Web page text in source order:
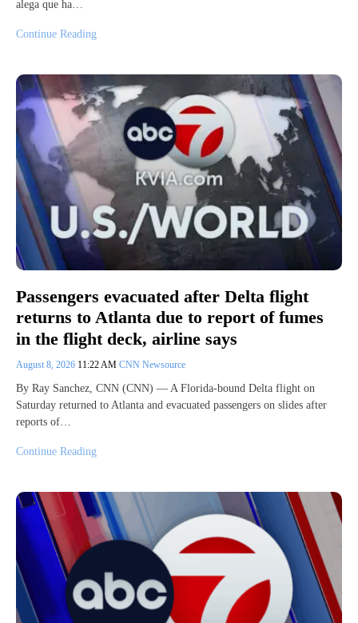
alega que ha…
Continue Reading
Passengers evacuated after Delta flight
returns to Atlanta due to report of fumes
in the flight deck, airline says
August 8, 2026 11:22 AM CNN Newsource
By Ray Sanchez, CNN (CNN) — A Florida-bound Delta flight on
Saturday returned to Atlanta and evacuated passengers on slides after
reports of…
Continue Reading